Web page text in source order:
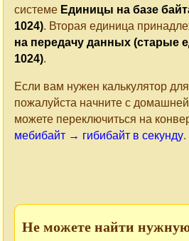
системе Единицы на базе
1024). Вторая единица
на передачу данных (старые
1024).
Если вам нужен калькулятор
пожалуйста начните с
можете переключиться на
мебибайт → гибибайт в секунду.
Не можете найти